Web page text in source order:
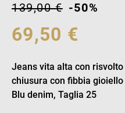
139,00 € -50%
69,50 €
Jeans vita alta con
chiusura con fibbia gioiello
Blu denim, Taglia 25